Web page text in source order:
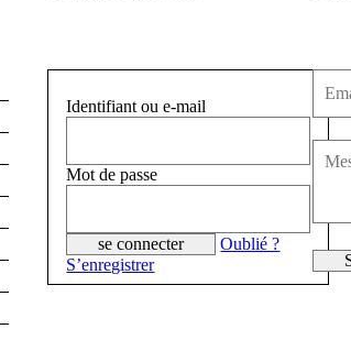
Identifiant ou e-mail
Mot de passe
Oublié ?
S’enregistrer